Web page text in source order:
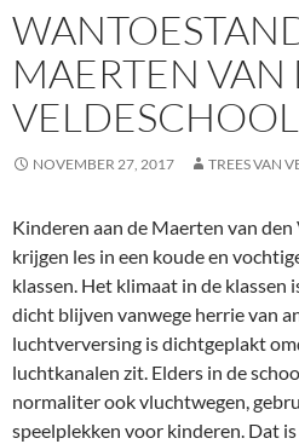
MAERTEN VAN
VELDESCHOOL
NOVEMBER 27, 2017 TREES VAN
Kinderen aan de Maerten van
krijgen les in een koude en
klassen. Het klimaat in de klassen
dicht blijven vanwege herrie van
luchtverversing is dichtgeplakt
luchtkanalen zit. Elders in de
normaliter ook vluchtwegen,
speelplekken voor kinderen. Dat